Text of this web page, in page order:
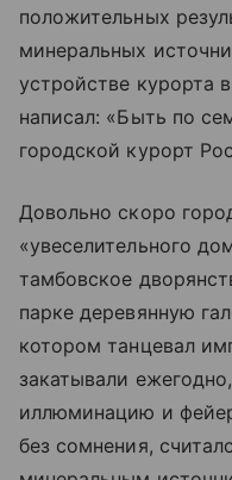
положительных
минеральных
устройстве курорта
написал: «Быть по
городской курорт
Довольно скоро
«увеселительного
тамбовское
парке деревянную
котором танцевал
закатывали
иллюминацию и
без сомнения,